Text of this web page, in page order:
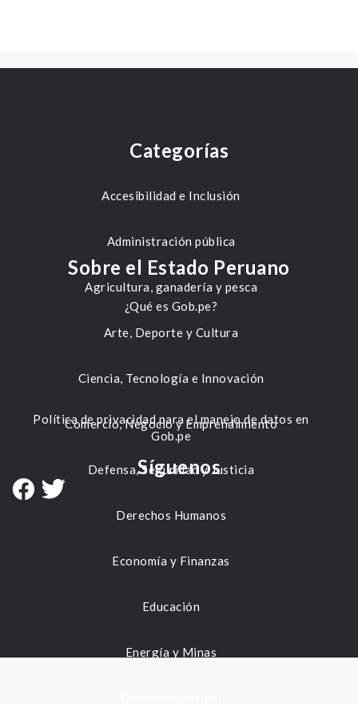
Categorías
Accesibilidad e Inclusión
Administración pública
Agricultura, ganadería y pesca
Arte, Deporte y Cultura
Ciencia, Tecnología e Innovación
Comercio, Negocio y Emprendimiento
Defensa, Seguridad y Justicia
Derechos Humanos
Economía y Finanzas
Educación
Energía y Minas
Sobre el Estado Peruano
¿Qué es Gob.pe?
Política de privacidad para el manejo de datos en
Gob.pe
Síguenos